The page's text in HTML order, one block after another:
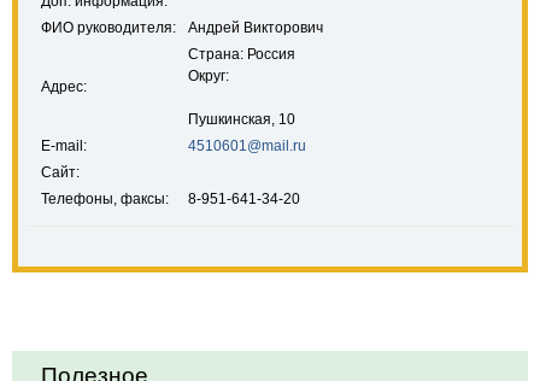
ФИО руководителя:
Андрей Викторович
Адрес:
Страна: Россия
Округ:
Пушкинская, 10
E-mail:
4510601@mail.ru
Сайт:
Телефоны, факсы:
8-951-641-34-20
Полезное